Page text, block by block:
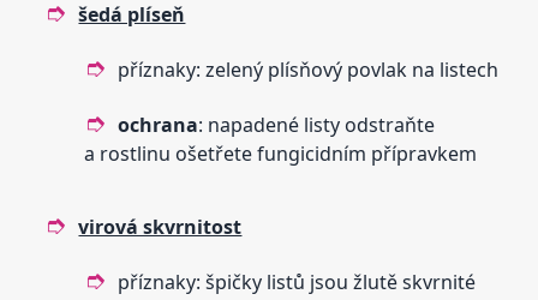
šedá plíseň
příznaky: zelený plísňový povlak na listech
ochrana: napadené listy odstraňte
a rostlinu ošetřete fungicidním přípravkem
virová skvrnitost
příznaky: špičky listů jsou žlutě skvrnité